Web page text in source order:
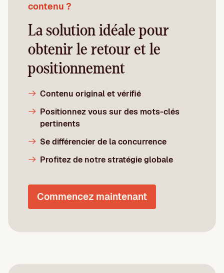
contenu ?
La solution idéale pour
obtenir le retour et le
positionnement
Contenu original et vérifié
Positionnez vous sur des mots-clés
pertinents
Se différencier de la concurrence
Profitez de notre stratégie globale
Commencez maintenant